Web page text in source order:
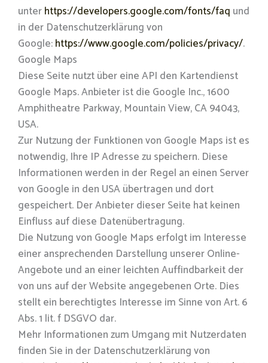
unterhttps://developers.google.com/fonts/faq und
in der Datenschutzerklärung von
Google:https://www.google.com/policies/privacy/.
Google Maps
Diese Seite nutzt über eine API den Kartendienst
Google Maps. Anbieter ist die Google Inc., 1600
Amphitheatre Parkway, Mountain View, CA 94043,
USA.
Zur Nutzung der Funktionen von Google Maps ist es
notwendig, Ihre IP Adresse zu speichern. Diese
Informationen werden in der Regel an einen Server
von Google in den USA übertragen und dort
gespeichert. Der Anbieter dieser Seite hat keinen
Einfluss auf diese Datenübertragung.
Die Nutzung von Google Maps erfolgt im Interesse
einer ansprechenden Darstellung unserer Online-
Angebote und an einer leichten Auffindbarkeit der
von uns auf der Website angegebenen Orte. Dies
stellt ein berechtigtes Interesse im Sinne von Art. 6
Abs. 1 lit. f DSGVO dar.
Mehr Informationen zum Umgang mit Nutzerdaten
finden Sie in der Datenschutzerklärung von